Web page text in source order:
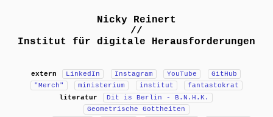
Nicky Reinert
//
Institut für digitale Herausforderungen
extern LinkedIn Instagram YouTube
GitHub
"Merch"
ministerium institut
fantastokrat
literatur
Dit is Berlin - B.N.H.K.
Geometrische Gottheiten